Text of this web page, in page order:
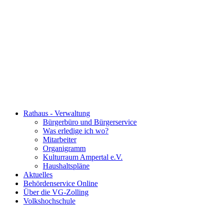
Rathaus - Verwaltung
Bürgerbüro und Bürgerservice
Was erledige ich wo?
Mitarbeiter
Organigramm
Kulturraum Ampertal e.V.
Haushaltspläne
Aktuelles
Behördenservice Online
Über die VG-Zolling
Volkshochschule